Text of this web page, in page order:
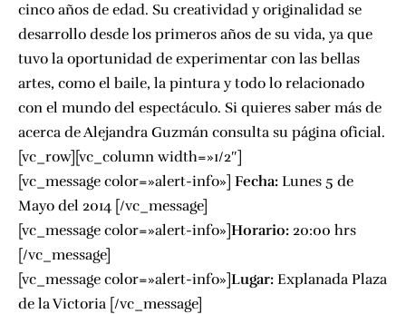
cinco años de edad. Su creatividad y originalidad se
desarrollo desde los primeros años de su vida, ya que
tuvo la oportunidad de experimentar con las bellas
artes, como el baile, la pintura y todo lo relacionado
con el mundo del espectáculo. Si quieres saber más de
acerca de Alejandra Guzmán consulta su página oficial.
[vc_row][vc_column width=»1/2″]
[vc_message color=»alert-info»] Fecha: Lunes 5 de
Mayo del 2014 [/vc_message]
[vc_message color=»alert-info»]Horario: 20:00 hrs
[/vc_message]
[vc_message color=»alert-info»]Lugar: Explanada Plaza
de la Victoria [/vc_message]